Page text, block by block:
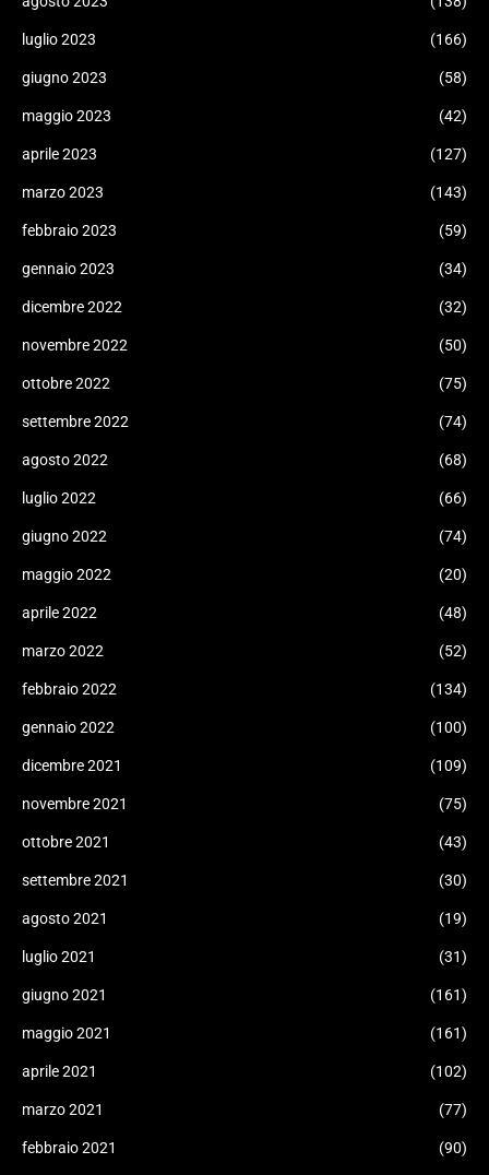
luglio 2023 (166)
giugno 2023 (58)
maggio 2023 (42)
aprile 2023 (127)
marzo 2023 (143)
febbraio 2023 (59)
gennaio 2023 (34)
dicembre 2022 (32)
novembre 2022 (50)
ottobre 2022 (75)
settembre 2022 (74)
agosto 2022 (68)
luglio 2022 (66)
giugno 2022 (74)
maggio 2022 (20)
aprile 2022 (48)
marzo 2022 (52)
febbraio 2022 (134)
gennaio 2022 (100)
dicembre 2021 (109)
novembre 2021 (75)
ottobre 2021 (43)
settembre 2021 (30)
agosto 2021 (19)
luglio 2021 (31)
giugno 2021 (161)
maggio 2021 (161)
aprile 2021 (102)
marzo 2021 (77)
febbraio 2021 (90)